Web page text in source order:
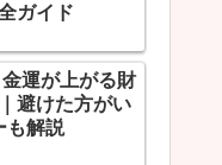
ガイド
金運が上がる財
避けた方がい
も解説